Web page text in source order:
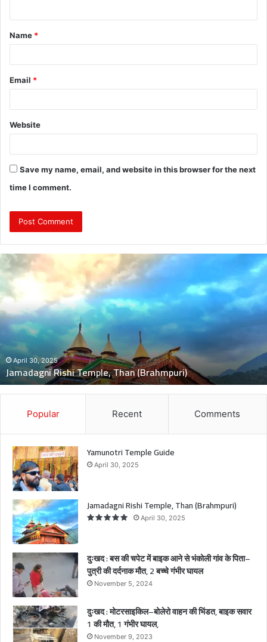
t
*
Name *
Email *
Website
Save my name, email, and website in this browser for the next
time I comment.
ख
ब
की
च
पे
ट
में
बा
इ
आ
ने
से
भं
को
ली
गां
व
के
ता
–
पु
त्री
की
द
र्द
November 5, 2024
दुःखद : बस की चपेट में बाइक आने से भंकोली गांव के पिता–पुत्री की
मौत, 2 बच्चे गंभीर घायल
Popular Recent Comments
Yamunotri Temple Guide
April 30, 2025
Jamadagni Rishi Temple, Than (Brahmpuri)
April 30, 2025
दुःखद : बस की चपेट में बाइक आने से भंकोली गांव के पिता–
पुत्री की दर्दनाक मौत, 2 बच्चे गंभीर घायल
November 5, 2024
दुःखद : मोटरसाइकिल–बोलेरो वाहन की भिंडत, बाइक सवार
1 की मौत, 1 गंभीर घायल,
November 9, 2023